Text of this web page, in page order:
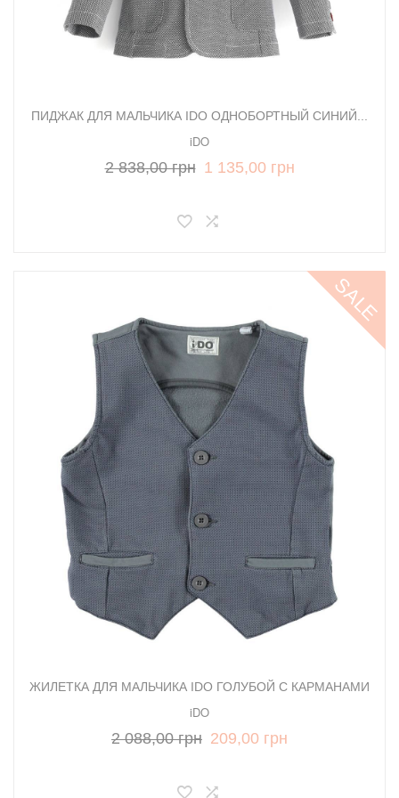
ПИДЖАК ДЛЯ МАЛЬЧИКА IDO ОДНОБОРТНЫЙ СИНИЙ...
iDO
2 838,00 грн 1 135,00 грн
SALE
ЖИЛЕТКА ДЛЯ МАЛЬЧИКА IDO ГОЛУБОЙ С КАРМАНАМИ
iDO
2 088,00 грн 209,00 грн